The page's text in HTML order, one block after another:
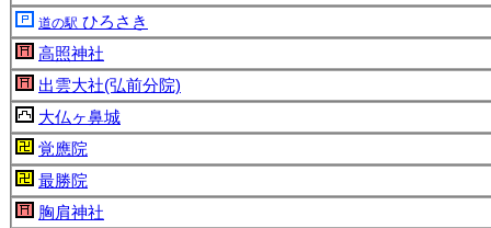
道の駅 ひろさき
高照神社
出雲大社(弘前分院)
大仏ヶ鼻城
覚應院
最勝院
胸肩神社